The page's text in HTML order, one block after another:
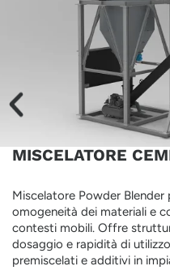
MISCELATORE
Miscelatore Powder
omogeneità dei materiali e
contesti mobili. Offre
dosaggio e rapidità di
premiscelati e additivi in